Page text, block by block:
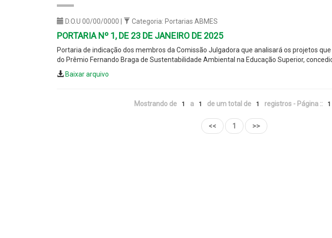
D.O.U 00/00/0000 | Categoria: Portarias ABMES
PORTARIA Nº 1, DE 23 DE JANEIRO DE 2025
Portaria de indicação dos membros da Comissão Julgadora que analisará os projetos
do Prêmio Fernando Braga de Sustentabilidade Ambiental na Educação Superior,
Baixar arquivo
Mostrando de 1 a 1 de um total de 1 registros - Página :: 1
<< 1 >>